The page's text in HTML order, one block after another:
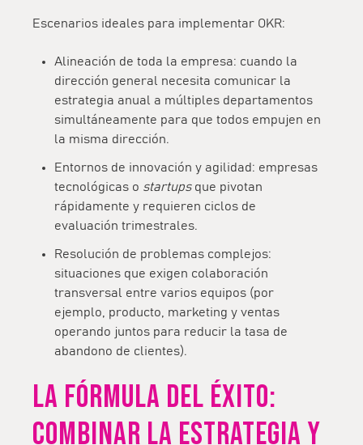
Escenarios ideales para implementar OKR:
Alineación de toda la empresa: cuando la
dirección general necesita comunicar la
estrategia anual a múltiples departamentos
simultáneamente para que todos empujen en
la misma dirección.
Entornos de innovación y agilidad: empresas
tecnológicas o startupsque pivotan
rápidamente y requieren ciclos de
evaluación trimestrales.
Resolución de problemas complejos:
situaciones que exigen colaboración
transversal entre varios equipos (por
ejemplo, producto, marketing y ventas
operando juntos para reducir la tasa de
abandono de clientes).
LA FÓRMULA DEL ÉXITO:
COMBINAR LA ESTRATEGIA Y